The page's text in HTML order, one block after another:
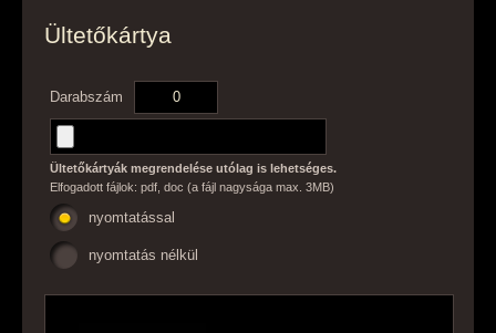
Ültetőkártya
Darabszám
Ültetőkártyák megrendelése utólag is lehetséges.
Elfogadott fájlok: pdf, doc (a fájl nagysága max. 3MB)
nyomtatással
nyomtatás nélkül